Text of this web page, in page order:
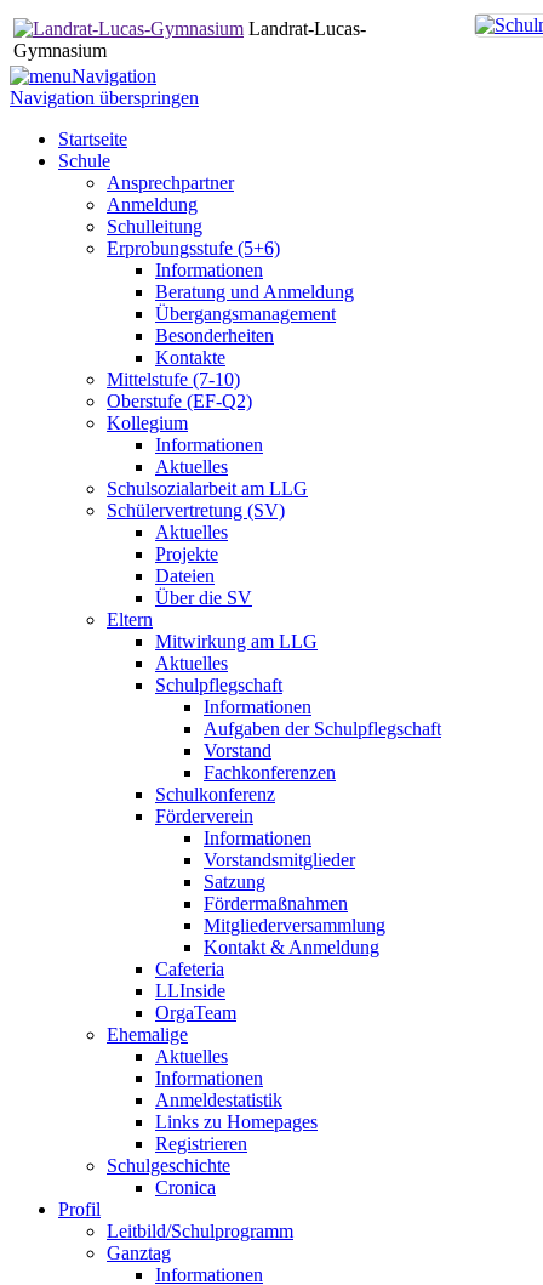
Landrat-Lucas-
Gymnasium
Navigation
Navigation überspringen
Startseite
Schule
Ansprechpartner
Anmeldung
Schulleitung
Erprobungsstufe (5+6)
Informationen
Beratung und Anmeldung
Übergangsmanagement
Besonderheiten
Kontakte
Mittelstufe (7-10)
Oberstufe (EF-Q2)
Kollegium
Informationen
Aktuelles
Schulsozialarbeit am LLG
Schülervertretung (SV)
Aktuelles
Projekte
Dateien
Über die SV
Eltern
Mitwirkung am LLG
Aktuelles
Schulpflegschaft
Informationen
Aufgaben der Schulpflegschaft
Vorstand
Fachkonferenzen
Schulkonferenz
Förderverein
Informationen
Vorstandsmitglieder
Satzung
Fördermaßnahmen
Mitgliederversammlung
Kontakt & Anmeldung
Cafeteria
LLInside
OrgaTeam
Ehemalige
Aktuelles
Informationen
Anmeldestatistik
Links zu Homepages
Registrieren
Schulgeschichte
Cronica
Profil
Leitbild/Schulprogramm
Ganztag
Informationen